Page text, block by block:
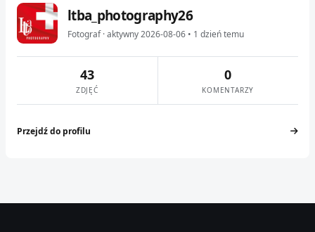
ltba_photography26
Fotograf · aktywny 2026-08-06 • 1 dzień temu
43
ZDJĘĆ
0
KOMENTARZY
Przejdź do profilu